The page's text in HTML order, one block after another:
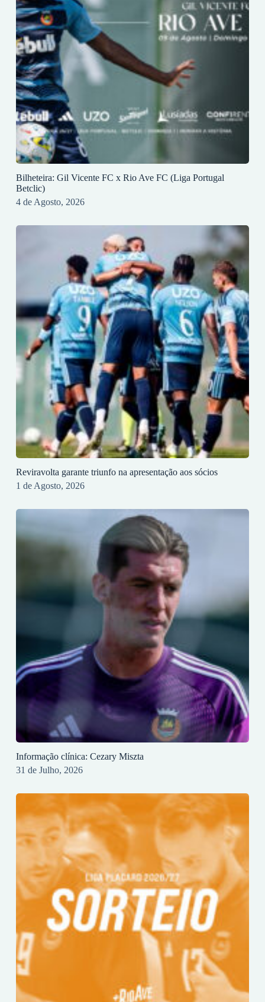
Bilheteira: Gil Vicente FC x Rio Ave FC (Liga Portugal
Betclic)
4 de Agosto, 2026
Reviravolta garante triunfo na apresentação aos sócios
1 de Agosto, 2026
Informação clínica: Cezary Miszta
31 de Julho, 2026